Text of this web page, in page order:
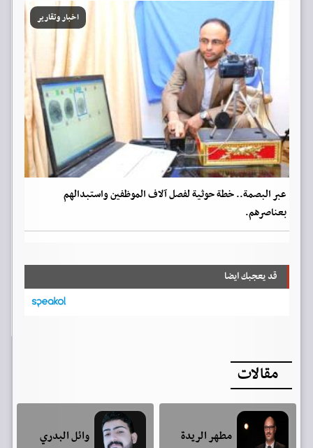
اخبار وتقارير
عبر البصمة.. خطة حوثية لفصل آلاف الموظفين واستبدالهم
بعناصرهم.
قد يعجبك ايضا
مقالات
مطهر الريدة وائل البدري